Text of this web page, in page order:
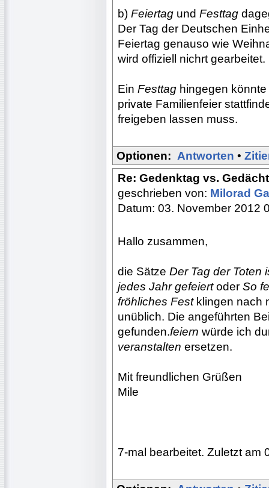
b) Feiertag und Festtag
Der Tag der Deutschen
Feiertag genauso wie
wird offiziell nichrt gearbeitet.
Ein Festtag hingegen
private Familienfeier
freigeben lassen muss.
Optionen: Antworten •
Re: Gedenktag vs.
geschrieben von: Milorad
Datum: 03. November 2012
Hallo zusammen,
die Sätze Der Tag der Toten
jedes Jahr gefeiertoder So
fröhliches Festklingen nach
unüblich. Die angeführten
gefunden.feiern würde ich
veranstalten ersetzen.
Mit freundlichen Grüßen
Mile
7-mal bearbeitet. Zuletzt am